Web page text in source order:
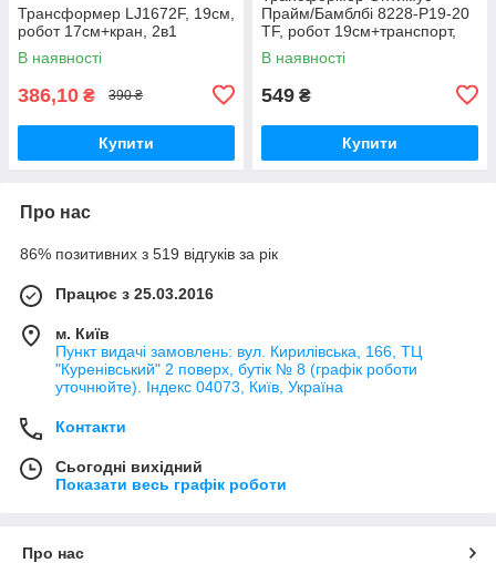
Трансформер LJ1672F, 19см,
робот 17см+кран, 2в1
В наявності
386,10 ₴ 390 ₴
Купити
Прайм/Бамблбі 8228-P19-20
TF, робот 19см+транспорт,
маска
В наявності
549 ₴
Купити
Про нас
86% позитивних з 519 відгуків за рік
Працює з 25.03.2016
м. Київ
Пункт видачі замовлень: вул. Кирилівська, 166, ТЦ
"Куренівський" 2 поверх, бутік № 8 (графік роботи
уточнюйте). Індекс 04073, Київ, Україна
Контакти
Сьогодні вихідний
Показати весь графік роботи
Про нас